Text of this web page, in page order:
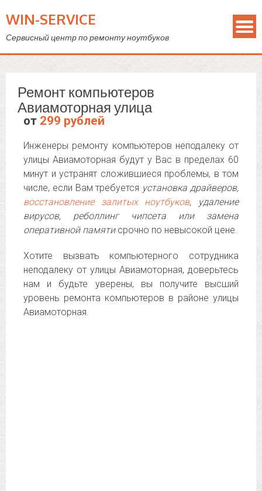
WIN-SERVICE
Сервисный центр по ремонту ноутбуков
Ремонт компьютеров
Авиамоторная улица
от 299 рублей
Инженеры ремонту компьютеров неподалеку от
улицы Авиамоторная будут у Вас в пределах 60
минут и устранят сложившиеся проблемы, в том
числе, если Вам требуется установка драйверов,
восстановление залитых ноутбуков, удаление
вирусов, реболлинг чипсета или замена
оперативной памятисрочно по невысокой цене.
Хотите вызвать компьютерного сотрудника
неподалеку от улицы Авиамоторная, доверьтесь
нам и будьте уверены, вы получите высший
уровень ремонта компьютеров в районе улицы
Авиамоторная.